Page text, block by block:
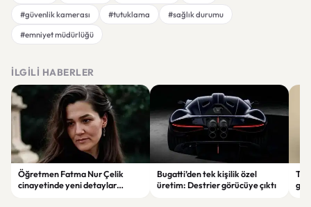
#güvenlik kamerası
#tutuklama
#sağlık durumu
#emniyet müdürlüğü
İLGILI HABERLER
Öğretmen Fatma Nur Çelik
cinayetinde yeni detaylar
Bugatti’den tek kişilik özel
üretim: Destrier görücüye çıktı